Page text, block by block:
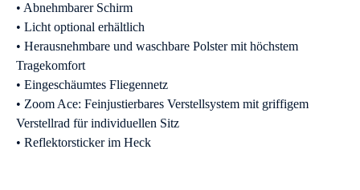
• Abnehmbarer Schirm
• Licht optional erhältlich
• Herausnehmbare und waschbare Polster mit höchstem
Tragekomfort
• Eingeschäumtes Fliegennetz
• Zoom Ace: Feinjustierbares Verstellsystem mit griffigem
Verstellrad für individuellen Sitz
• Reflektorsticker im Heck